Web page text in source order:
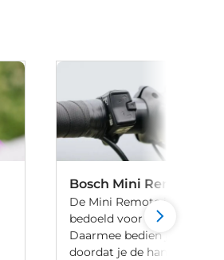
Bosch Mini Remote
De Mini Remote is een
bedoeld voor de System
Daarmee bedien je jouw e-
doordat je de handen aan